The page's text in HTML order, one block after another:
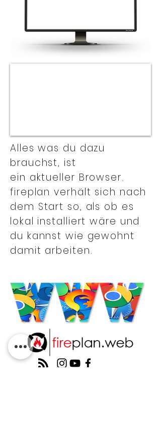
Alles was du dazu
brauchst, ist
ein aktueller Browser.
fireplan verhält sich nach
dem Start so, als ob es
lokal installiert wäre und
du kannst wie gewohnt
damit arbeiten.